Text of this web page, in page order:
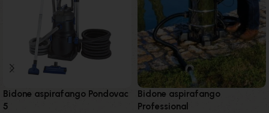
Bidone aspirafango Pondovac
5
Bidone aspirafango
Professional